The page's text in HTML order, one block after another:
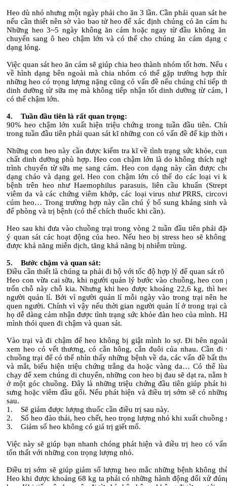
Heo dù nhỏ nhưng một ngày phải cho ăn 3 lần. Cần phải quan sát
nếu cần thiết nên sờ vào bao tử heo để xác định chúng có ăn cám
Những heo 3~5 ngày không ăn cám hoặc ngay từ đầu không
chuyển sang ô heo chậm lớn và có thể cho chúng ăn cám dạng
dạng lỏng.
Việc quan sát heo ăn cám sẽ giúp chia heo thành nhóm tốt hơn. Nếu
về hình dạng bên ngoài mà chia nhóm có thể gặp trường hợp
những heo có trọng lượng nặng cũng có vấn đề nếu chúng chỉ tiếp
dinh dưỡng từ sữa mẹ mà không tiếp nhận tốt dinh dưỡng từ cám,
có thể chậm lớn.
4. Tuần đầu tiên là rất quan trọng:
90% heo chậm lớn xuất hiện triệu chứng trong tuần đầu tiên.
trong tuần đầu tiên phải quan sát kĩ những con có vấn đề để kịp thời
Những con heo này cần được kiểm tra kĩ về tình trạng sức khỏe,
chất dinh dưỡng phù hợp. Heo con chậm lớn là do không thích
trình chuyển từ sữa mẹ sang cám. Heo con dạng này cần được
dạng cháo và dạng gel. Heo con chậm lớn có thể do các loại vi
bệnh trên heo như Haemophilus parasuis, liên cầu khuẩn
viêm da và các chứng viêm khớp, các loại virus như PRRS,
cúm heo… Trong trường hợp này cần chú ý bổ sung kháng sinh
để phòng và trị bệnh (có thể chích thuốc khi cần).
Heo sau khi đưa vào chuồng trại trong vòng 2 tuần đầu tiên phải
ý quan sát các hoạt động của heo. Nếu heo bị stress heo sẽ
được khả năng miễn dịch, tăng khả năng bị nhiễm trùng.
5. Bước chậm và quan sát:
Điều cần thiết là chúng ta phải đi bộ với tốc độ hợp lý để quan sát rõ
Heo con vừa cai sữa, khi người quản lý bước vào chuồng, heo con
trốn chỗ này chỗ kia. Nhưng khi heo được khoảng 22,6 kg, thì
người quản lí. Bởi vì người quản lí mỗi ngày vào trong trại nên
quen người. Chính vì vậy nếu thời gian người quản lí ở trong trại
họ dễ dàng cảm nhận được tình trạng sức khỏe đàn heo của mình.
mình thói quen đi chậm và quan sát.
Vào trại và đi chậm để heo không bị giật mình lo sợ. Đi bên
xem heo có vết thương, có cắn hông, cắn đuôi của nhau. Cần đi
chuồng trại để có thể nhìn thấy những bệnh về da, các vấn đề bất
và mắt, biểu hiện triệu chứng trắng da hoặc vàng da… Có thể
chạy để xem chúng di chuyển, những con heo bị đau sẽ dạt ra, nằm
ở một góc chuồng. Đây là những triệu chứng đầu tiên giúp phát
sưng hoặc viêm đầu gối. Nếu phát hiện và điều trị sớm sẽ có
sau.
1. Sẽ giảm được lượng thuốc cần điều trị sau này.
2. Số heo đào thải, heo chết, heo trọng lượng nhỏ khi xuất chuồng
3. Giảm số heo không có giá trị giết mổ.
Việc này sẽ giúp bạn nhanh chóng phát hiện và điều trị heo có
tổn thất với những con trọng lượng nhỏ.
Điều trị sớm sẽ giúp giảm số lượng heo mắc những bệnh không
Heo khi được khoảng 68 kg ta phải có những hành động đối xử